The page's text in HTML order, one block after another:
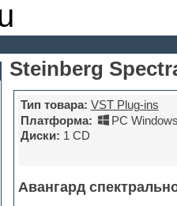
Steinberg
Тип товара: VST Plug-ins
Платформа:
PC
Диски: 1 CD
Авангард